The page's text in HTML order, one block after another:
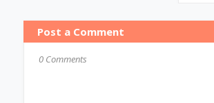
Post a Comment
0 Comments